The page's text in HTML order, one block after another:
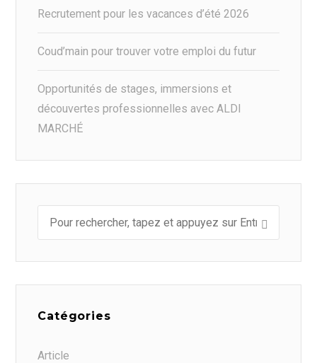
Recrutement pour les vacances d’été 2026
Coud’main pour trouver votre emploi du futur
Opportunités de stages, immersions et
découvertes professionnelles avec ALDI
MARCHÉ
Catégories
Article